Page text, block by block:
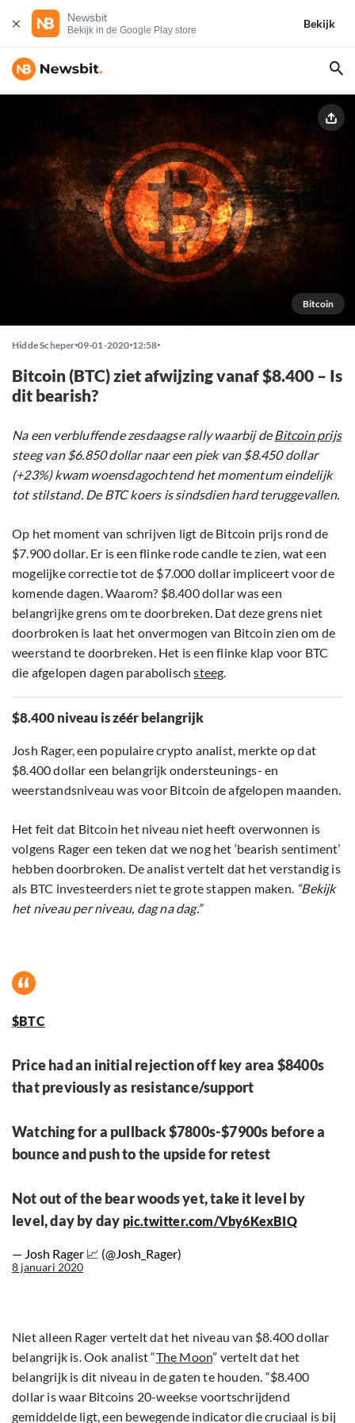
Newsbit
Bekijk in de Google Play store
Bekijk
Bitcoin
Hidde Scheper 09-01-2020 12:58
Bitcoin (BTC) ziet afwijzing vanaf $8.400 – Is
dit bearish?
Na een verbluffende zesdaagse rally waarbij deBitcoin prijs
steeg van $6.850 dollar naar een piek van $8.450 dollar
(+23%) kwam woensdagochtend het momentum eindelijk
tot stilstand. De BTC koers is sindsdien hard teruggevallen.
Op het moment van schrijven ligt de Bitcoin prijs rond de
$7.900 dollar. Er is een flinke rode candle te zien, wat een
mogelijke correctie tot de $7.000 dollar impliceert voor de
komende dagen. Waarom? $8.400 dollar was een
belangrijke grens om te doorbreken. Dat deze grens niet
doorbroken is laat het onvermogen van Bitcoin zien om de
weerstand te doorbreken. Het is een flinke klap voor BTC
die afgelopen dagen parabolischsteeg.
$8.400 niveau is zéér belangrijk
Josh Rager, een populaire crypto analist, merkte op dat
$8.400 dollar een belangrijk ondersteunings- en
weerstandsniveau was voor Bitcoin de afgelopen maanden.
Het feit dat Bitcoin het niveau niet heeft overwonnen is
volgens Rager een teken dat we nog het ‘bearish sentiment’
hebben doorbroken. De analist vertelt dat het verstandig is
als BTC investeerders niet te grote stappen maken. “Bekijk
het niveau per niveau, dag na dag.”
$BTC
Price had an initial rejection off key area $8400s
that previously as resistance/support
Watching for a pullback $7800s-$7900s before a
bounce and push to the upside for retest
Not out of the bear woods yet, take it level by
level, day by day pic.twitter.com/Vby6KexBIQ
— Josh Rager 📈 (@Josh_Rager)
8 januari 2020
Niet alleen Rager vertelt dat het niveau van $8.400 dollar
belangrijk is. Ook analist “The Moon” vertelt dat het
belangrijk is dit niveau in de gaten te houden. “$8.400
dollar is waar Bitcoins 20-weekse voortschrijdend
gemiddelde ligt, een bewegende indicator die cruciaal is bij